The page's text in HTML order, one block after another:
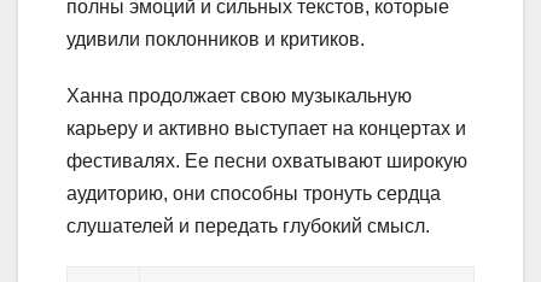
полны эмоций и сильных текстов, которые
удивили поклонников и критиков.
Ханна продолжает свою музыкальную
карьеру и активно выступает на концертах и
фестивалях. Ее песни охватывают широкую
аудиторию, они способны тронуть сердца
слушателей и передать глубокий смысл.